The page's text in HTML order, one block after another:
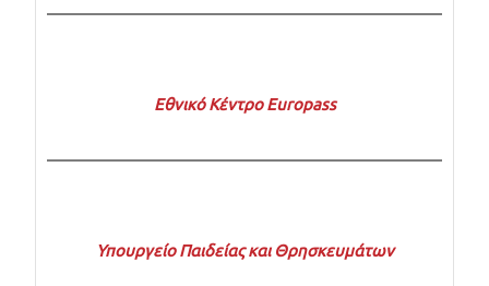
Εθνικό Κέντρο Europass
Υπουργείο Παιδείας και Θρησκευμάτων